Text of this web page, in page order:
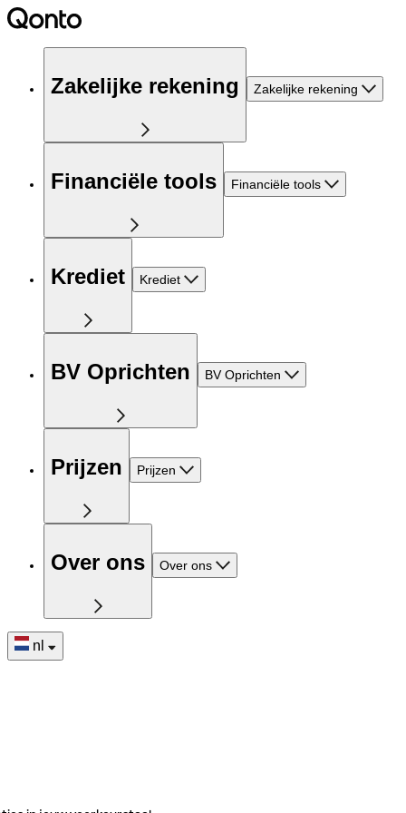
Zakelijke rekening Zakelijke rekening
Financiële tools Financiële tools
Krediet Krediet
BV Oprichten BV Oprichten
Prijzen Prijzen
Over ons Over ons
nl